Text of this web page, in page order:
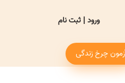
ورود | ثبت نام
چرخ زندگی